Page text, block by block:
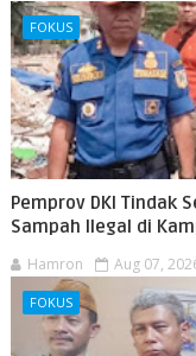
FOKUS
Pemprov DKI Tindak
Sampah Ilegal di
Hamron Aug 07,
FOKUS